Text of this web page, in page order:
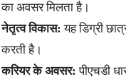
का अवसर मिलता है।
नेतृत्व विकास: यह डिग्री
करती है।
करियर के अवसर: पीएचडी